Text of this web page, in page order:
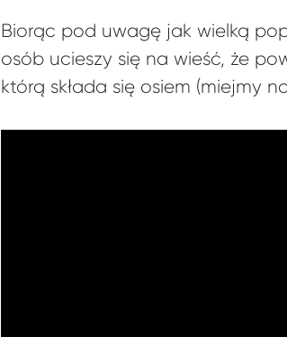
Biorąc pod uwagę jak wielką
osób ucieszy się na wieść, że
którą składa się osiem (miejmy